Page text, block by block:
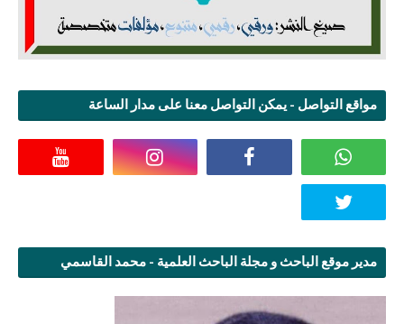
مواقع التواصل - يمكن التواصل معنا على مدار الساعة
مدير موقع الباحث و مجلة الباحث العلمية - محمد القاسمي